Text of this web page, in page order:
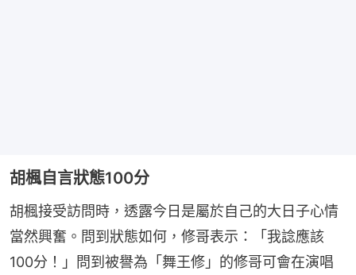
胡楓自言狀態100分
胡楓接受訪問時，透露今日是屬於自己的大日子心情
當然興奮。問到狀態如何，修哥表示：「我諗應該
100分！」問到被譽為「舞王修」的修哥可會在演唱